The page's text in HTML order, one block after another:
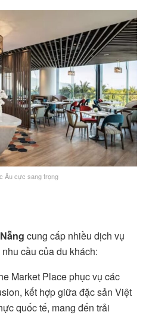
Âu cực sang trọng
cung cấp nhiều dịch vụ
cầu của du khách:
Market Place phục vụ các
kết hợp giữa đặc sản Việt
quốc tế, mang đến trải